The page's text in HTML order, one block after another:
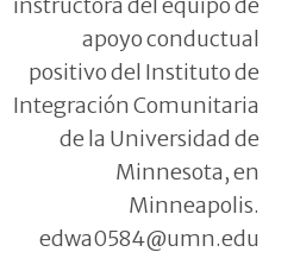
apoyo conductual
positivo del Instituto de
Integración Comunitaria
de la Universidad de
Minnesota, en
Minneapolis.
edwa0584@umn.edu